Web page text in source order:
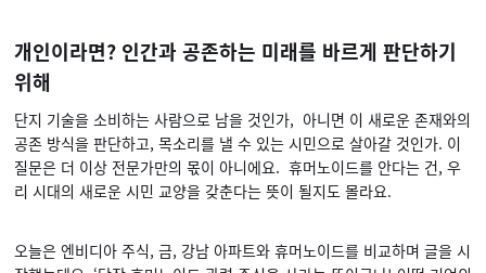
개인이라면? 인간과 공존하는 미래를 바르게 판단하기
위해
단지 기술을 소비하는 사람으로 남을 것인가, 아니면 이 새로운 존재와의
공존 방식을 판단하고, 목소리를 낼 수 있는 시민으로 살아갈 것인가. 이
질문은 더 이상 전문가만의 몫이 아니에요. 휴머노이드를 안다는 건, 우
리 시대의 새로운 시민 교양을 갖춘다는 뜻이 될지도 몰라요.
오늘은 엔비디아 주식, 금, 강남 아파트와 휴머노이드를 비교하며 글을 시